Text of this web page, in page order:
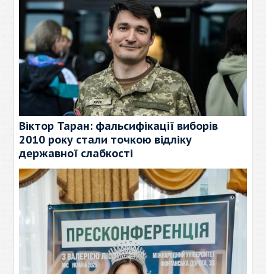
Віктор Таран: фальсифікації виборів
2010 року стали точкою відліку
державної слабкості